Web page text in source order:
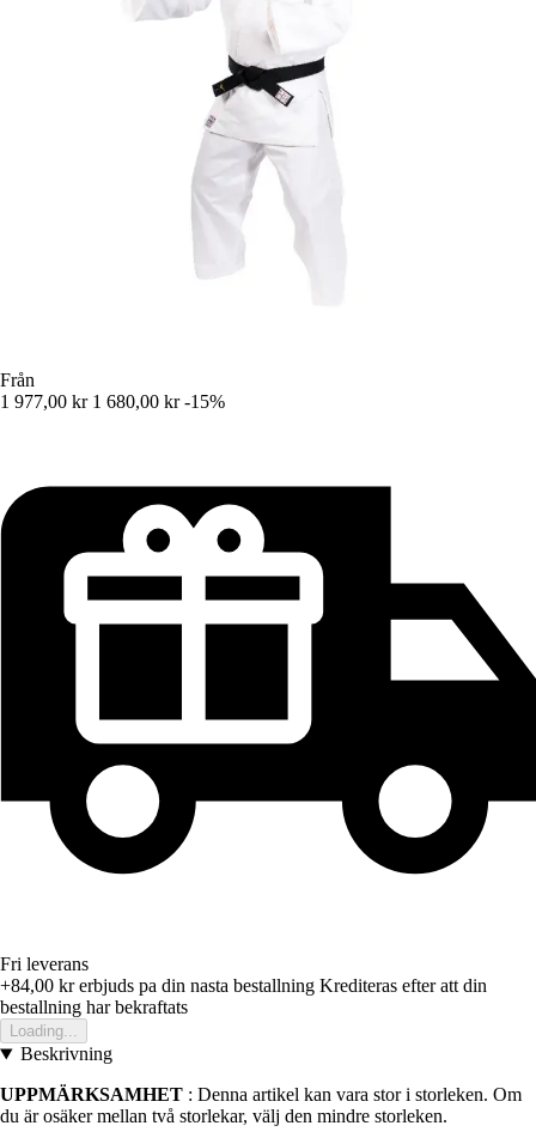
Från
1 977,00 kr 1 680,00 kr -15%
Fri leverans
+84,00 krerbjuds pa din nasta bestallning Krediteras efter att din
bestallning har bekraftats
Loading...
Beskrivning
UPPMÄRKSAMHET : Denna artikel kan vara stor i storleken. Om
du är osäker mellan två storlekar, välj den mindre storleken.